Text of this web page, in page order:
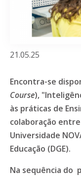
21.05.25
Encontra-se
Course),
às práticas de
colaboração entre
Universidade
Educação (DGE).
Na sequência do